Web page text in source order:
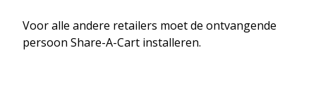
Voor alle andere retailers moet de ontvangende
persoon Share-A-Cart installeren.